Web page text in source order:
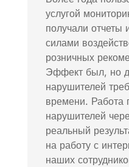
услугой
получали отчеты
силами
розничных
Эффект был, но
нарушителей
времени. Работа
нарушителей
реальный
на работу с
наших